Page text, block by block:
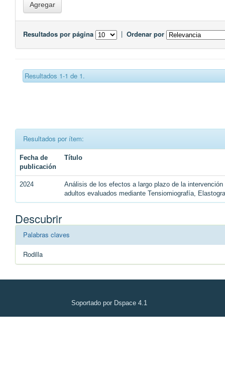
Resultados por página | Ordenar por
Resultados 1-1 de 1.
Resultados por ítem:
Fecha de
publicación
Título
2024
Análisis de los efectos a largo plazo de la
adultos evaluados mediante Tensiomiografía,
Descubrir
Palabras claves
Rodilla
Soportado por Dspace 4.1